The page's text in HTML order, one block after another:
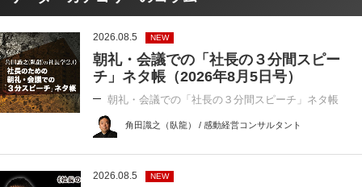
2026.08.5 NEW
朝礼・会議での「社長の３分間スピー
チ」ネタ帳（2026年8月5日号）
朝礼・会議での「社長の３分間スピーチ」ネタ帳
角田識之（臥龍） / 感動経営コンサルタント
2026.08.5 NEW